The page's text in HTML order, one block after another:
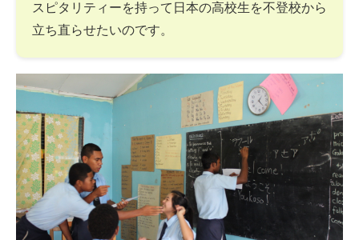
スピタリティーを持って日本の高校生を不登校から
立ち直らせたいのです。